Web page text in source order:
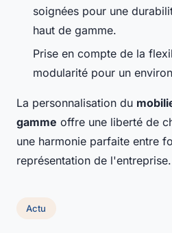
soignées pour une
haut de gamme.
Prise en compte de la
modularité pour un
La personnalisation du
gamme offre une liberté de
une harmonie parfaite entre
représentation de l'entreprise.
Actu